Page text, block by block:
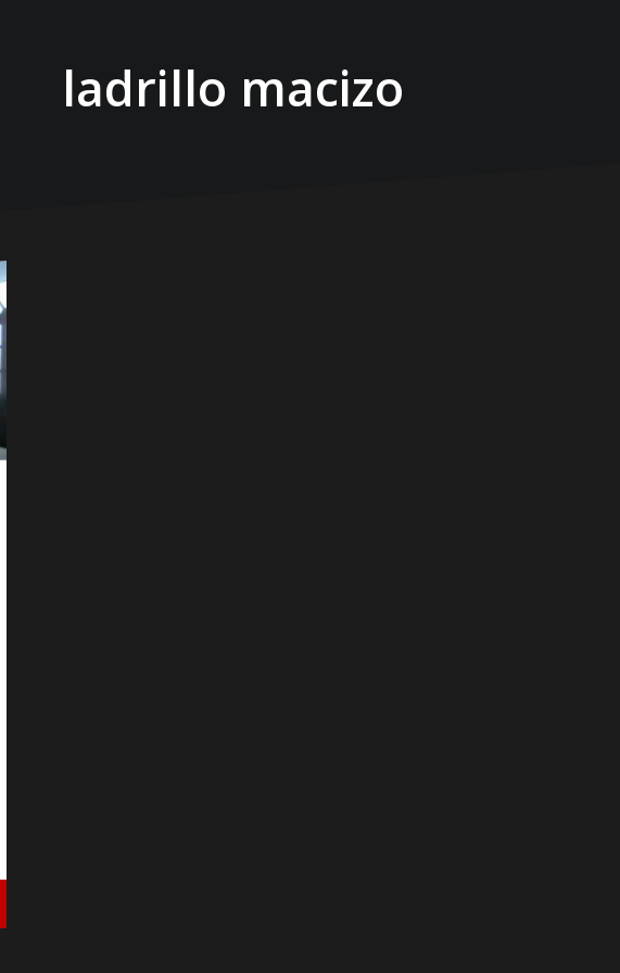
ladrillo macizo